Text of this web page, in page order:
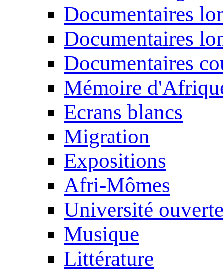
Documentaires
Documentaires
Documentaires
Mémoire
Ecrans blancs
Migration
Expositions
Afri-Mômes
Université ouverte
Musique
Littérature